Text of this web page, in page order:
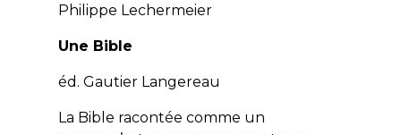
Philippe Lechermeier
Une Bible
éd. Gautier Langereau
La Bible racontée comme un